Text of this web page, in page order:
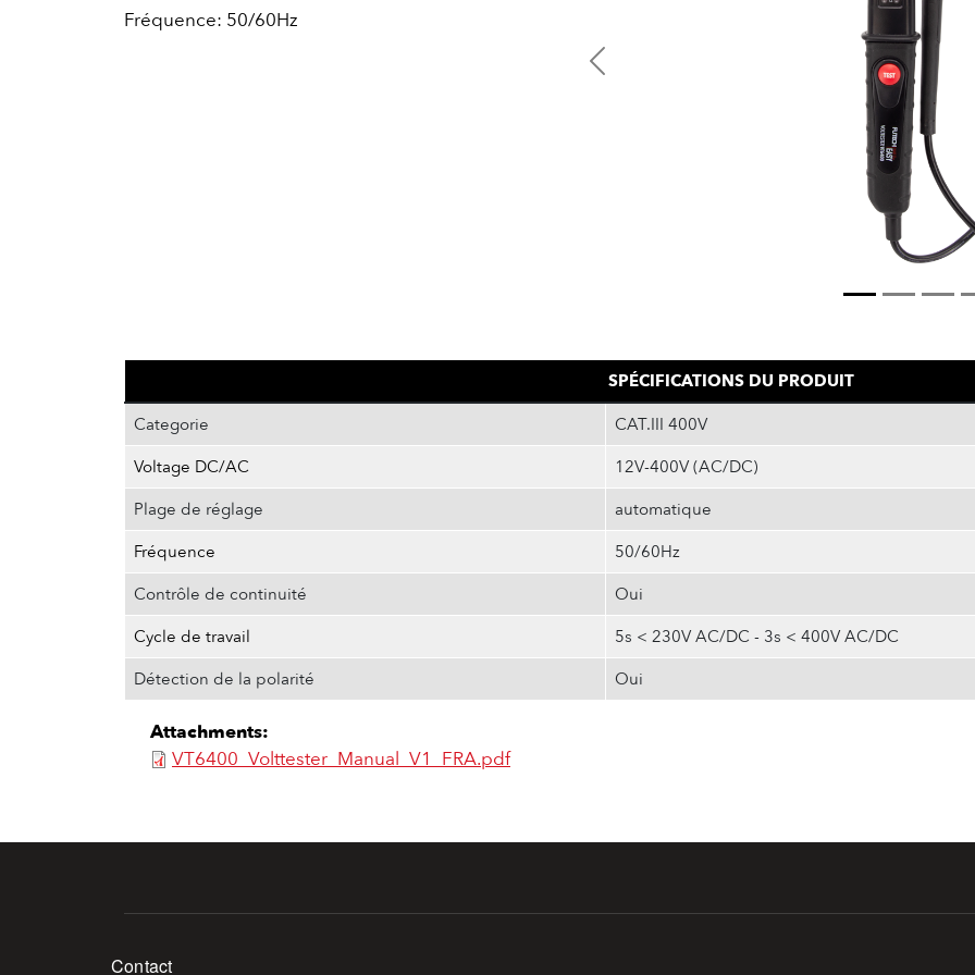
Fréquence: 50/60Hz
Previous
SPÉCIFICATIONS DU PRODUIT
Categorie
CAT.III 400V
Voltage DC/AC
12V-400V (AC/DC)
Plage de réglage
automatique
Fréquence
50/60Hz
Contrôle de continuité
Oui
Cycle de travail
5s < 230V AC/DC - 3s < 400V AC/DC
Détection de la polarité
Oui
Attachments:
VT6400_Volttester_Manual_V1_FRA.pdf
Footer menu
Contact